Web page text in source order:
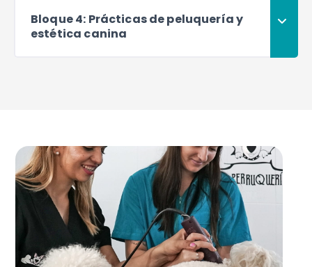
Bloque 4: Prácticas de peluquería y
estética canina